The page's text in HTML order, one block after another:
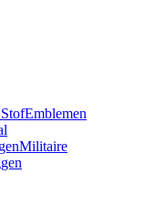
Emblemen
Militaire